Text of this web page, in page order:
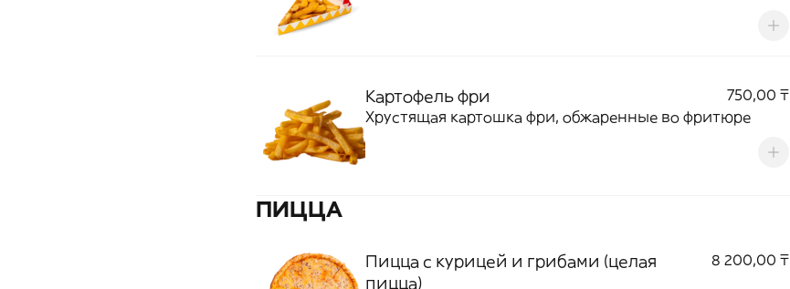
Картофель фри
750,00 ₸
Хрустящая картошка фри, обжаренные во фритюре
ПИЦЦА
Пицца с курицей и грибами (целая
пицца)
8 200,00 ₸